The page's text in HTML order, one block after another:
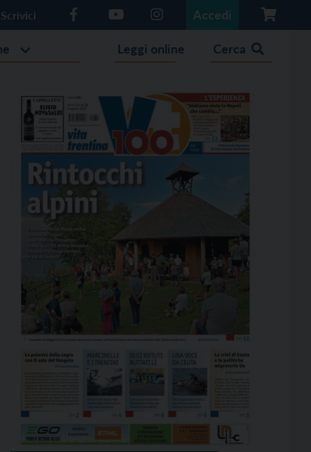
Scrivici Accedi
Leggi online Cerca